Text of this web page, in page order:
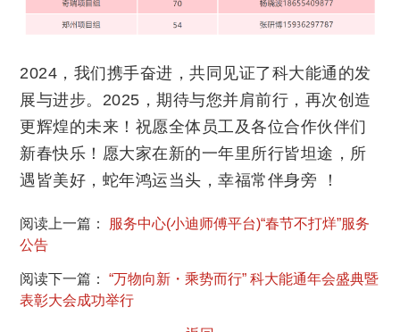
2024，我们携手奋进，共同见证了科大能通的发
展与进步。2025，期待与您并肩前行，再次创造
更辉煌的未来！祝愿全体员工及各位合作伙伴们
新春快乐！愿大家在新的一年里所行皆坦途，所
遇皆美好，蛇年鸿运当头，幸福常伴身旁 ！
阅读上一篇：
服务中心(小迪师傅平台)“春节不打烊”服务
公告
阅读下一篇：
“万物向新・乘势而行” 科大能通年会盛典暨
表彰大会成功举行